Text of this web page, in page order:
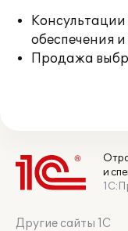
обеспечения
Продажа
и
Другие сайты 1С